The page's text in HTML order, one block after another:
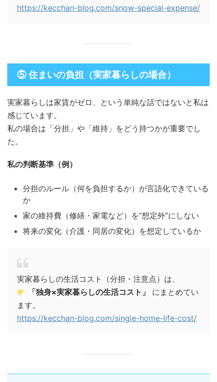
https://kecchan-blog.com/snow-special-expense/
⑤ 住まいの負担（実家暮らしの場合）
実家暮らしは家賃がゼロ、という単純な話ではないと私は
感じています。
私の場合は「分担」や「維持」をどう持つかが重要でし
た。
私の判断基準（例）
分担のルール（何を負担するか）が言語化できている
か
家の維持費（修繕・家電など）を“想定外”にしない
将来の変化（介護・同居の変化）を想定しているか
実家暮らしの生活コスト（分担・注意点）は、
「独身×実家暮らしの生活コスト」
にまとめてい
ます。
https://kecchan-blog.com/single-home-life-cost/